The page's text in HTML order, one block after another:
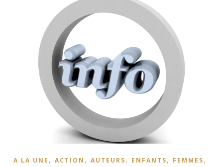
A LA UNE , ACTION , AUTEURS, ENFANTS, FEMMES,